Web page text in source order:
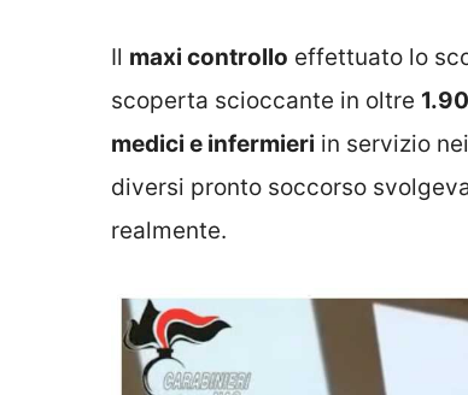
Il maxi controllo effettuato lo
scoperta scioccante in oltre
medici e infermieri in servizio
diversi pronto soccorso
realmente.